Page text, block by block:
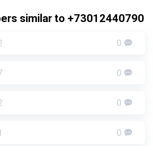
similar to +73012440790
0
0
0
0